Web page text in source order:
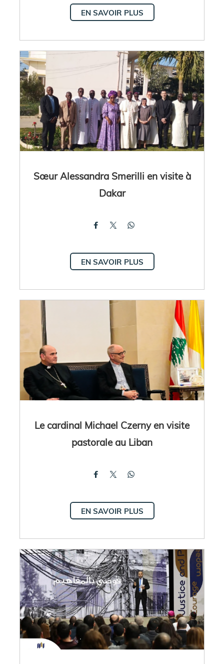
EN SAVOIR PLUS
Sœur Alessandra Smerilli en visite à
Dakar
EN SAVOIR PLUS
Le cardinal Michael Czerny en visite
pastorale au Liban
EN SAVOIR PLUS